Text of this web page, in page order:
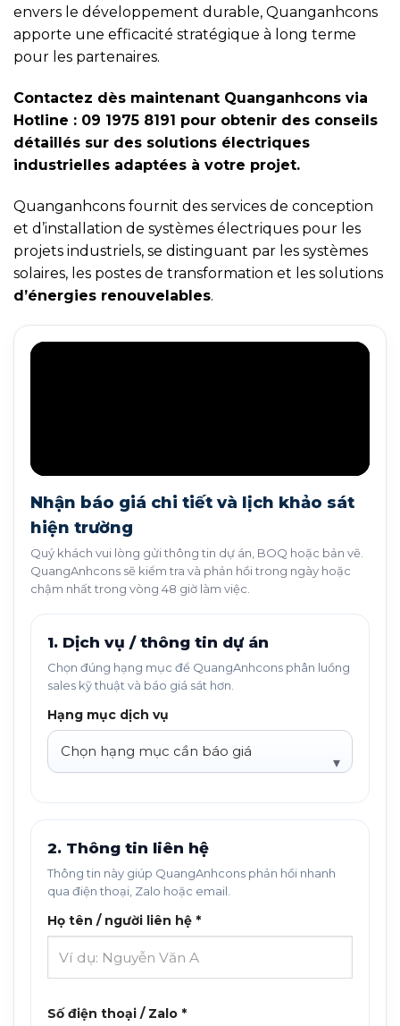
envers le développement durable, Quanganhcons
apporte une efficacité stratégique à long terme
pour les partenaires.
Contactez dès maintenant Quanganhcons via
Hotline : 09 1975 8191 pour obtenir des conseils
détaillés sur des solutions électriques
industrielles adaptées à votre projet.
Quanganhcons fournit des services de conception
et d’installation de systèmes électriques pour les
projets industriels, se distinguant par les systèmes
solaires, les postes de transformation et les solutions
d’énergies renouvelables.
Nhận báo giá chi tiết và lịch khảo sát
hiện trường
Quý khách vui lòng gửi thông tin dự án, BOQ hoặc bản vẽ.
QuangAnhcons sẽ kiểm tra và phản hồi trong ngày hoặc
chậm nhất trong vòng 48 giờ làm việc.
1. Dịch vụ / thông tin dự án
Chọn đúng hạng mục để QuangAnhcons phân luồng
sales kỹ thuật và báo giá sát hơn.
Hạng mục dịch vụ
2. Thông tin liên hệ
Thông tin này giúp QuangAnhcons phản hồi nhanh
qua điện thoại, Zalo hoặc email.
Họ tên / người liên hệ *
Số điện thoại / Zalo *